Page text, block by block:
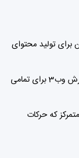
برای تولید محتوای
ساده‌سازی تعاملات غیرمتمرکز و پذیرش وب3 برای تمامی
که حرکات